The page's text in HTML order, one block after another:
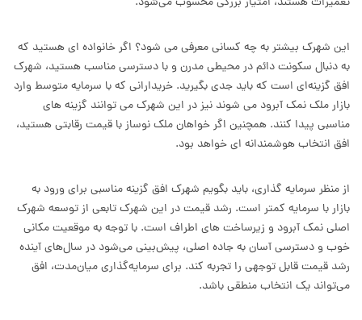
این شهرک بیشتر به چه کسانی معرفی می شود؟ اگر خانواده ای هستید که
به دنبال سکونت دائم در محیطی مدرن و با دسترسی مناسب هستید، شهرک
افق گزینه‌ای است که باید جدی بگیرید. خریدارانی که با سرمایه متوسط وارد
بازار ملک نمک آبرود می شوند نیز در این شهرک می توانند گزینه های
مناسبی پیدا کنند. همچنین اگر خواهان ملک نوساز با قیمت رقابتی هستید،
افق انتخاب هوشمندانه ای خواهد بود.
از منظر سرمایه گذاری، باید بگویم شهرک افق گزینه مناسبی برای ورود به
بازار با سرمایه کمتر است. رشد قیمت در این شهرک تابعی از توسعه شهرک
اصلی نمک آبرود و زیرساخت های اطراف است. با توجه به موقعیت مکانی
خوب و دسترسی آسان به جاده اصلی، پیش‌بینی می‌شود در سال‌های آینده
رشد قیمت قابل توجهی را تجربه کند. برای سرمایه‌گذاری میان‌مدت، افق
می‌تواند یک انتخاب منطقی باشد.